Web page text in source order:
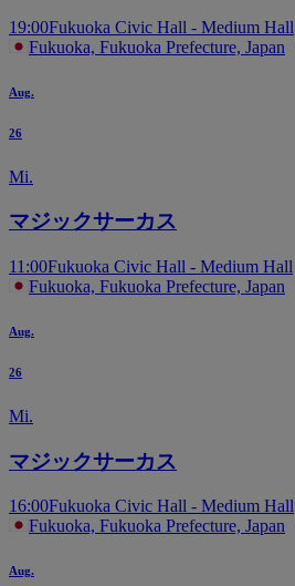
19:00Fukuoka Civic Hall - Medium Hall
Fukuoka, Fukuoka Prefecture, Japan
Aug.
26
Mi.
マジックサーカス
11:00Fukuoka Civic Hall - Medium Hall
Fukuoka, Fukuoka Prefecture, Japan
Aug.
26
Mi.
マジックサーカス
16:00Fukuoka Civic Hall - Medium Hall
Fukuoka, Fukuoka Prefecture, Japan
Aug.